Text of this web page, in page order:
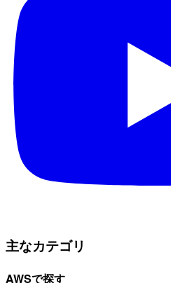
主なカテゴリ
AWSで探す